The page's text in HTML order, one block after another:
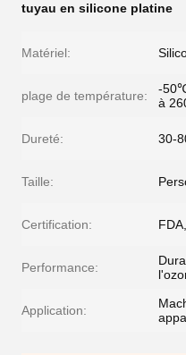
tuyau en silicone platine
Matériel:
plage de température:
-
à
Dureté: 30-
Taille:
Certification:
Performance:
Application: